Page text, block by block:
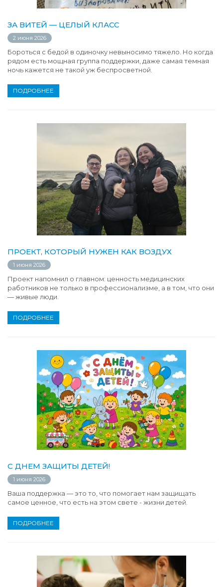
ЗА ВИТЕЙ — ЦЕЛЫЙ КЛАСС
2 июня 2026
Бороться с бедой в одиночку невыносимо тяжело. Но когда
рядом есть мощная группа поддержки, даже самая темная
ночь кажется не такой уж беспросветной.
ПОДРОБНЕЕ
ПРОЕКТ, КОТОРЫЙ НУЖЕН КАК ВОЗДУХ
1 июня 2026
Проект напомнил о главном: ценность медицинских
работников не только в профессионализме, а в том, что они
— живые люди.
ПОДРОБНЕЕ
С ДНЕМ ЗАЩИТЫ ДЕТЕЙ!
1 июня 2026
Ваша поддержка — это то, что помогает нам защищать
самое ценное, что есть на этом свете - жизни детей.
ПОДРОБНЕЕ